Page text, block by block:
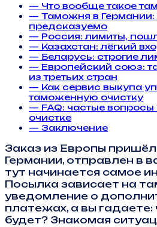
— Что вообще такое
— Таможня в Германии:
предсказуемо
— Россия: лимиты,
— Казахстан: лёгкий
— Беларусь: строгие
— Европейский союз:
из третьих стран
— Как сервис выкупа
таможенную очистку
— FAQ: частые
очистке
— Заключение
Заказ из Европы
Германии, отправлен в
тут начинается самое
Посылка зависает на
уведомление о
платежах, а вы гадаете:
будет? Знакомая